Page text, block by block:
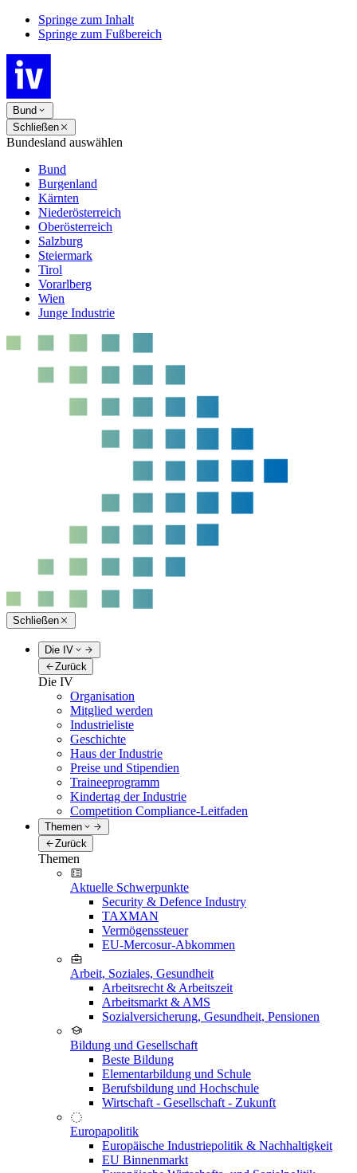
Springe zum Inhalt
Springe zum Fußbereich
Bund
Schließen
Bundesland auswählen
Bund
Burgenland
Kärnten
Niederösterreich
Oberösterreich
Salzburg
Steiermark
Tirol
Vorarlberg
Wien
Junge Industrie
Schließen
Die IV
Zurück
Die IV
Organisation
Mitglied werden
Industrieliste
Geschichte
Haus der Industrie
Preise und Stipendien
Traineeprogramm
Kindertag der Industrie
Competition Compliance-Leitfaden
Themen
Zurück
Themen
Aktuelle Schwerpunkte
Security & Defence Industry
TAXMAN
Vermögenssteuer
EU-Mercosur-Abkommen
Arbeit, Soziales, Gesundheit
Arbeitsrecht & Arbeitszeit
Arbeitsmarkt & AMS
Sozialversicherung, Gesundheit, Pensionen
Bildung und Gesellschaft
Beste Bildung
Elementarbildung und Schule
Berufsbildung und Hochschule
Wirtschaft - Gesellschaft - Zukunft
Europapolitik
Europäische Industriepolitik & Nachhaltigkeit
EU Binnenmarkt